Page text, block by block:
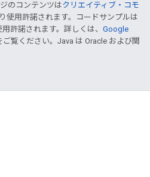
のコンテンツはクリエイティブ・コモ
使用許諾されます。コードサンプルは
用許諾されます。詳しくは、 Google
ご覧ください。Java は Oracle および関